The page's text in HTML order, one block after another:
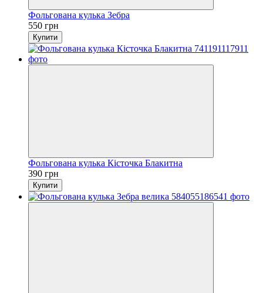
Фольгована кулька Зебра
550 грн
Купити
Фольгована кулька Кісточка Блакитна
390 грн
Купити